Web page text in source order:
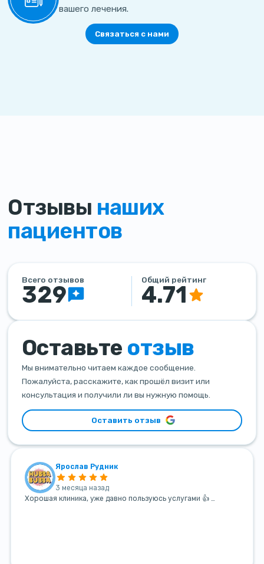
вашего лечения.
Связаться с нами
Отзывы наших
пациентов
Всего отзывов
329
Общий рейтинг
4.71
Оставьте отзыв
Мы внимательно читаем каждое сообщение.
Пожалуйста, расскажите, как прошёл визит или
консультация и получили ли вы нужную помощь.
Оставить отзыв
Ярослав Рудник
3 месяца назад
Хорошая клиника, уже давно пользуюсь услугами 👍 …